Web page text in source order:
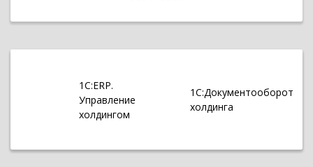
1С:ERP.
Управление
холдингом
1С:Документооборот
холдинга